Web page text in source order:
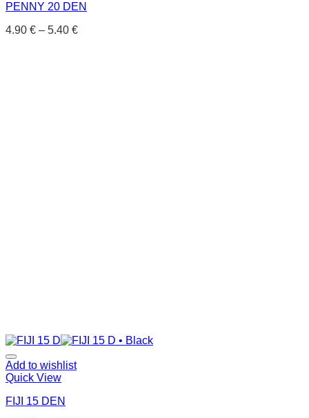
PENNY 20 DEN
4.90 € – 5.40 €
Add to wishlist
Quick View
FIJI 15 DEN